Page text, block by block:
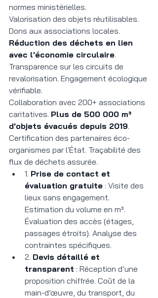
normes ministérielles.
Valorisation des objets réutilisables.
Dons aux associations locales.
Réduction des déchets en lien
avec l'économie circulaire.
Transparence sur les circuits de
revalorisation. Engagement écologique
vérifiable.
Collaboration avec 200+ associations
caritatives. Plus de 500 000 m³
d'objets évacués depuis 2019.
Certification des partenaires éco-
organismes par l'État. Traçabilité des
flux de déchets assurée.
1. Prise de contact et
évaluation gratuite : Visite des
lieux sans engagement.
Estimation du volume en m³.
Évaluation des accès (étages,
passages étroits). Analyse des
contraintes spécifiques.
2. Devis détaillé et
transparent : Réception d’une
proposition chiffrée. Coût de la
main-d’œuvre, du transport, du